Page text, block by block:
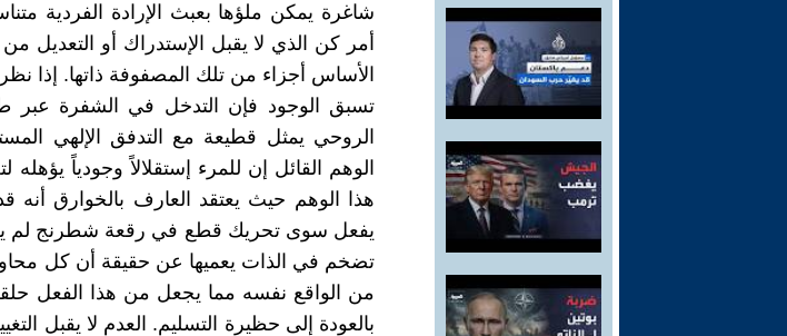
شاغرة يمكن ملؤها بعبث الإرادة الفردية
أمر كن الذي لا يقبل الإستدراك أو التعديل
الأساس أجزاء من تلك المصفوفة ذاتها. إذا
تسبق الوجود فإن التدخل في الشفرة عبر
الروحي يمثل قطيعة مع التدفق الإلهي
الوهم القائل إن للمرء إستقلالاً وجودياً
هذا الوهم حيث يعتقد العارف بالخوارق أنه
يفعل سوى تحريك قطع في رقعة شطرنج لم
تضخم في الذات يعميها عن حقيقة أن كل
من الواقع نفسه مما يجعل من هذا الفعل
بالعودة إلى حظيرة التسليم. العدم لا يقبل